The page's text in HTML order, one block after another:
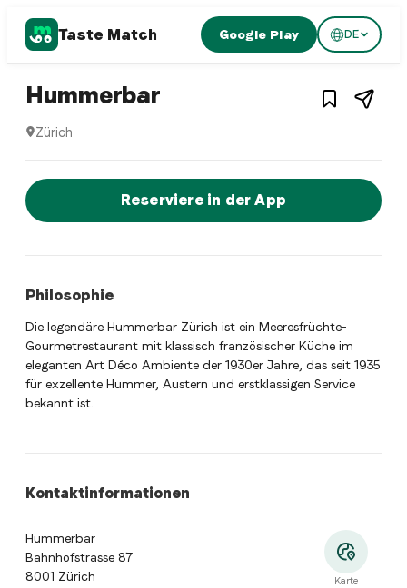
Taste Match Google Play DE
French restaurant 1 3
Hummerbar– Restaurant inZürich
Zürich
Jetzt sofort einen Tisch
Reserviere in der App
Philosophie
Die legendäre Hummerbar Zürich ist ein Meeresfrüchte-
Gourmetrestaurant mit klassisch französischer Küche im
eleganten Art Déco Ambiente der 1930er Jahre, das seit 1935
für exzellente Hummer, Austern und erstklassigen Service
bekannt ist.
Kontaktinformationen
Hummerbar
Bahnhofstrasse 87
8001 Zürich
Karte